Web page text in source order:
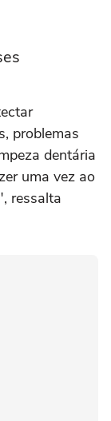
problemas
dentária
uma vez ao
ressalta